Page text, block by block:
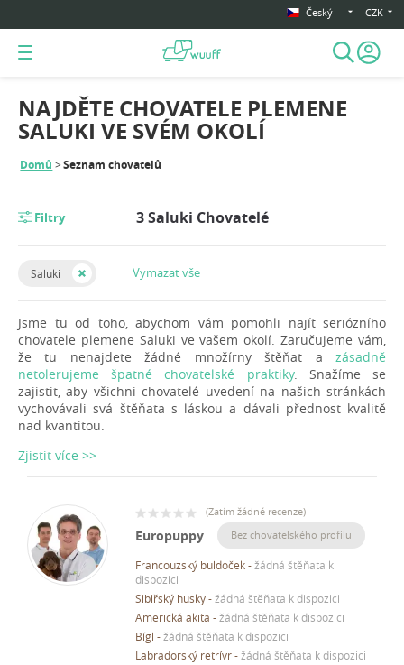
Český CZK
Domů Seznam chovatelů
NAJDĚTE CHOVATELE PLEMENE
SALUKI VE SVÉM OKOLÍ
Filtry 3 Saluki Chovatelé
Saluki Vymazat vše
Jsme tu od toho, abychom vám pomohli najít seriózního
chovatele plemene Saluki ve vašem okolí. Zaručujeme vám,
že tu nenajdete žádné množírny štěňat a zásadně
netolerujeme špatné chovatelské praktiky. Snažíme se
zajistit, aby všichni chovatelé uvedení na našich stránkách
vychovávali svá štěňata s láskou a dávali přednost kvalitě
nad kvantitou.
Zjistit více >>
(Zatím žádné recenze)
Europuppy Bez chovatelského profilu
Francouzský buldoček-žádná štěňata k
dispozici
Sibiřský husky-žádná štěňata k dispozici
Americká akita -žádná štěňata k dispozici
Bígl -žádná štěňata k dispozici
Labradorský retrívr-žádná štěňata k dispozici